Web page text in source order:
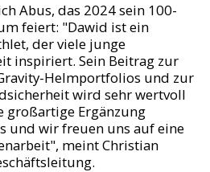
Abus, das 2024 sein 100-
feiert: "Dawid ist ein
der viele junge
inspiriert. Sein Beitrag zur
Helmportfolios und zur
wird sehr wertvoll
großartige Ergänzung
und wir freuen uns auf eine
meint Christian